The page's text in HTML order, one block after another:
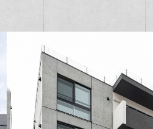
2015年
2016年